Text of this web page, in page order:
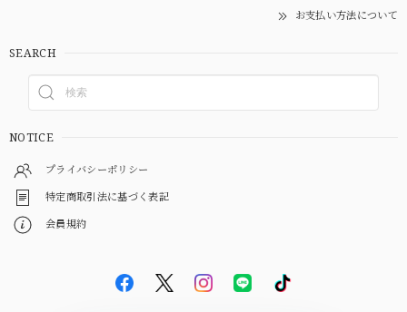
お支払い方法について
SEARCH
NOTICE
プライバシーポリシー
特定商取引法に基づく表記
会員規約